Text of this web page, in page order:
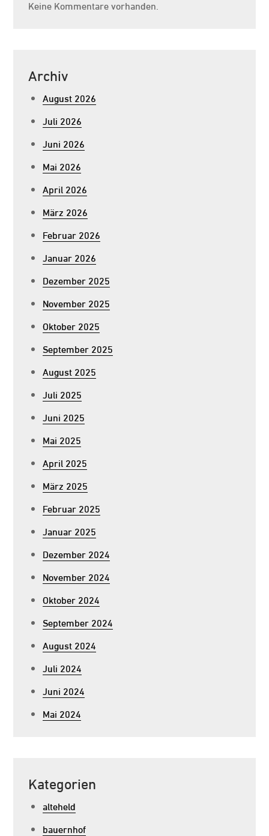
Keine Kommentare vorhanden.
Archiv
August 2026
Juli 2026
Juni 2026
Mai 2026
April 2026
März 2026
Februar 2026
Januar 2026
Dezember 2025
November 2025
Oktober 2025
September 2025
August 2025
Juli 2025
Juni 2025
Mai 2025
April 2025
März 2025
Februar 2025
Januar 2025
Dezember 2024
November 2024
Oktober 2024
September 2024
August 2024
Juli 2024
Juni 2024
Mai 2024
Kategorien
alteheld
bauernhof